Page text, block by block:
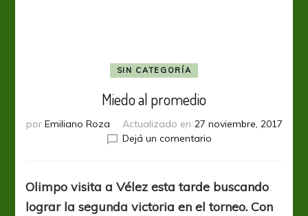
SIN CATEGORÍA
Miedo al promedio
por Emiliano Roza Actualizado en 27 noviembre, 2017
Dejá un comentarioen
promedio
Olimpo visita a Vélez esta tarde buscando
lograr la segunda victoria en el torneo. Con